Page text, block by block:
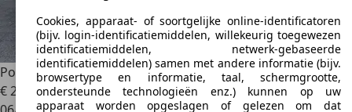
Porsche 9963.6 Coupé Carrera 4S l Xenon l Navi l Dak
€ 29.950
Cookies, apparaat- of soortgelijke online-identificatoren
(bijv. login-identificatiemiddelen, willekeurig toegewezen
identificatiemiddelen, netwerk-gebaseerde
identificatiemiddelen) samen met andere informatie (bijv.
browsertype en informatie, taal, schermgrootte,
ondersteunde technologieën enz.) kunnen op uw
apparaat worden opgeslagen of gelezen om dat